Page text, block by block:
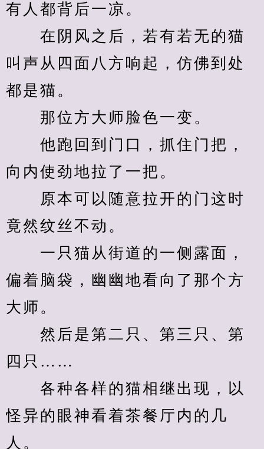
有人都背后一凉。
在阴风之后，若有若无的猫
叫声从四面八方响起，仿佛到处
都是猫。
那位方大师脸色一变。
他跑回到门口，抓住门把，
向内使劲地拉了一把。
原本可以随意拉开的门这时
竟然纹丝不动。
一只猫从街道的一侧露面，
偏着脑袋，幽幽地看向了那个方
大师。
然后是第二只、第三只、第
四只……
各种各样的猫相继出现，以
怪异的眼神看着茶餐厅内的几
人。